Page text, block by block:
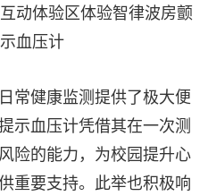
动体验区体验智律波房颤
血压计
常健康监测提供了极大便
示血压计凭借其在一次测
险的能力，为校园提升心
重要支持。此举也积极响